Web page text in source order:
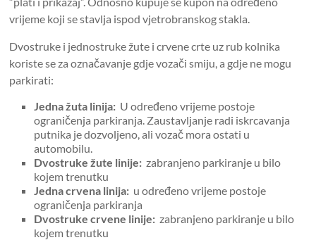
vrijeme koji se stavlja ispod vjetrobranskog stakla.
Dvostruke i jednostruke žute i crvene crte uz rub kolnika
koriste se za označavanje gdje vozači smiju, a gdje ne mogu
parkirati:
Jedna žuta linija: U određeno vrijeme postoje
ograničenja parkiranja. Zaustavljanje radi iskrcavanja
putnika je dozvoljeno, ali vozač mora ostati u
automobilu.
Dvostruke žute linije: zabranjeno parkiranje u bilo
kojem trenutku
Jedna crvena linija: u određeno vrijeme postoje
ograničenja parkiranja
Dvostruke crvene linije: zabranjeno parkiranje u bilo
kojem trenutku